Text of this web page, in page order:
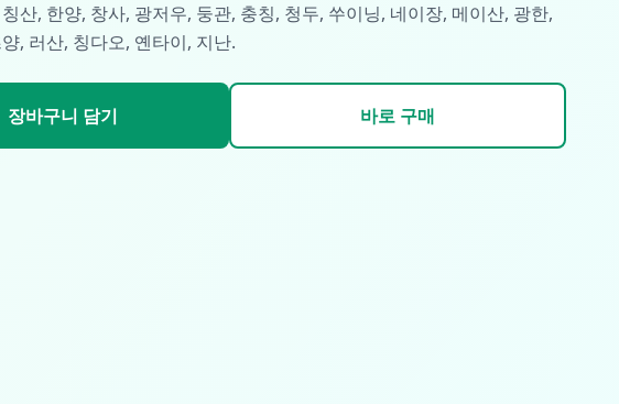
산, 한양, 창사, 광저우, 둥관, 충칭, 청두, 쑤이닝, 네이장, 메이산, 광한,
, 러산, 칭다오, 옌타이, 지난.
장바구니 담기 바로 구매